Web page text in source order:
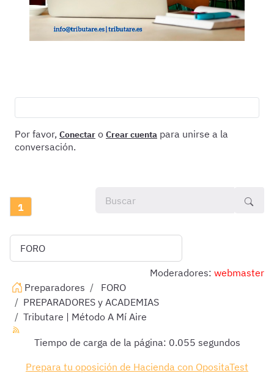
Por favor, Conectar o Crear cuenta para unirse a la
conversación.
1
Moderadores: webmaster
Preparadores
FORO
PREPARADORES y ACADEMIAS
Tributare | Método A Mí Aire
Tiempo de carga de la página: 0.055 segundos
Prepara tu oposición de Hacienda con OpositaTest